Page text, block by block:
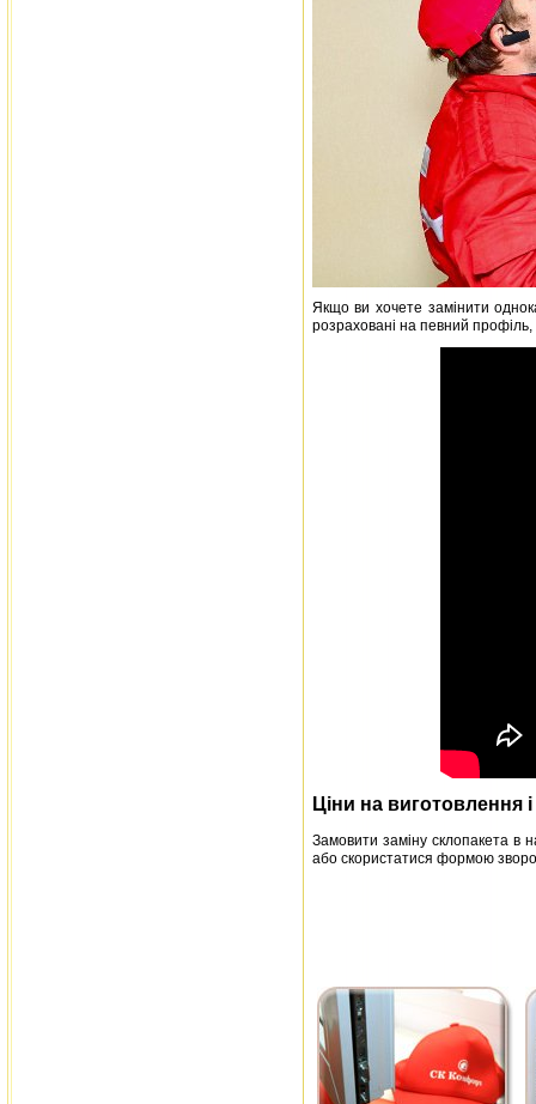
Якщо ви хочете замінити
розраховані на певний
Ціни на виготовлення
Замовити заміну склопакета в
або скористатися формою